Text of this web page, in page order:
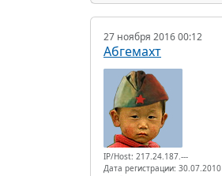
27 ноября 2016 00:12
Абгемахт
IP/Host: 217.24.187.---
Дата регистрации: 30.07.2010